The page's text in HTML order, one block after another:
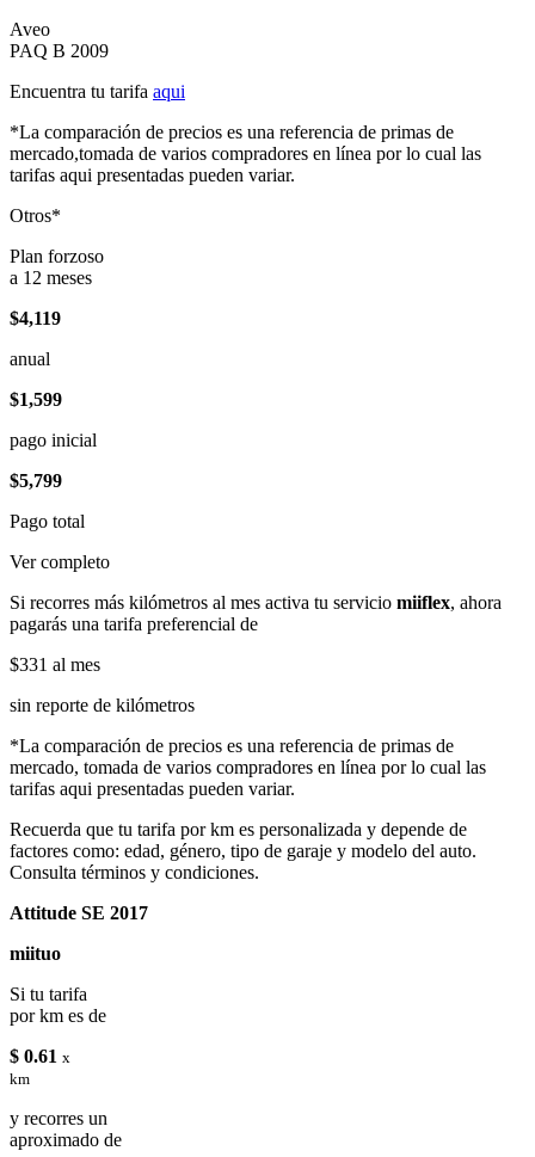
Aveo
PAQ B 2009
Encuentra tu tarifa aqui
*La comparación de precios es una referencia de primas de
mercado,tomada de varios compradores en línea por lo cual las
tarifas aqui presentadas pueden variar.
Otros*
Plan forzoso
a 12 meses
$4,119
anual
$1,599
pago inicial
$5,799
Pago total
Ver completo
Si recorres más kilómetros al mes activa tu servicio miiflex, ahora
pagarás una tarifa preferencial de
$331 al mes
sin reporte de kilómetros
*La comparación de precios es una referencia de primas de
mercado, tomada de varios compradores en línea por lo cual las
tarifas aqui presentadas pueden variar.
Recuerda que tu tarifa por km es personalizada y depende de
factores como: edad, género, tipo de garaje y modelo del auto.
Consulta términos y condiciones.
Attitude SE 2017
miituo
Si tu tarifa
por km es de
$ 0.61 x
km
y recorres un
aproximado de